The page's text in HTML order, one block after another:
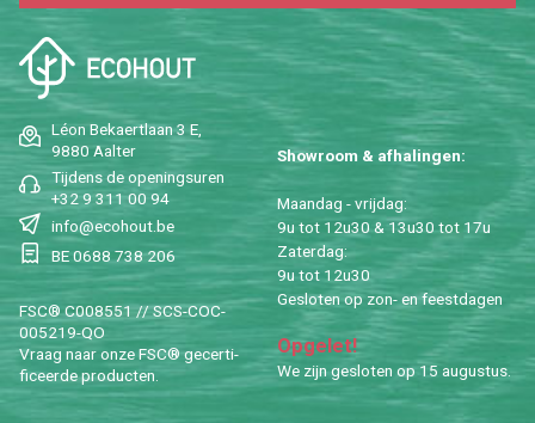
Léon Be­kaert­laan 3 E,
9880 Aal­ter
Tij­dens de ope­nings­uren
+32 9 311 00 94
info@​ecohout.​be
BE 0688 738 206
FSC® C008551 // SCS-COC-
005219-QO
Vraag naar onze FSC® ge­cer­ti­
fi­ceer­de pro­duc­ten.
Show­room & af­ha­lin­gen:
Maan­dag - vrij­dag:
9u tot 12u30 & 13u30 tot 17u
Za­ter­dag:
9u tot 12u30
Ge­slo­ten op zon- en feest­da­gen
Op­ge­let!
We zijn ge­slo­ten op 15 au­gus­tus.